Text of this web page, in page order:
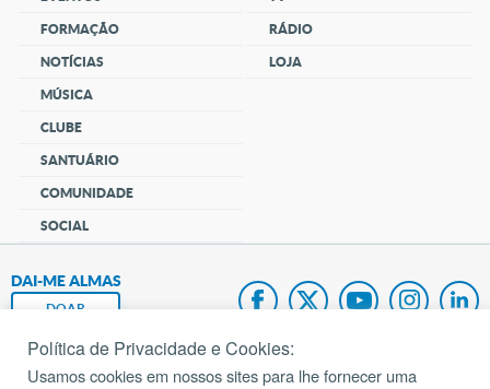
FORMAÇÃO
NOTÍCIAS
MÚSICA
CLUBE
SANTUÁRIO
COMUNIDADE
SOCIAL
RÁDIO
LOJA
DAI-ME ALMAS
DOAR
Fundação João Paulo II
Política de Privacidade e Cookies:
Usamos cookies em nossos sites para lhe fornecer uma